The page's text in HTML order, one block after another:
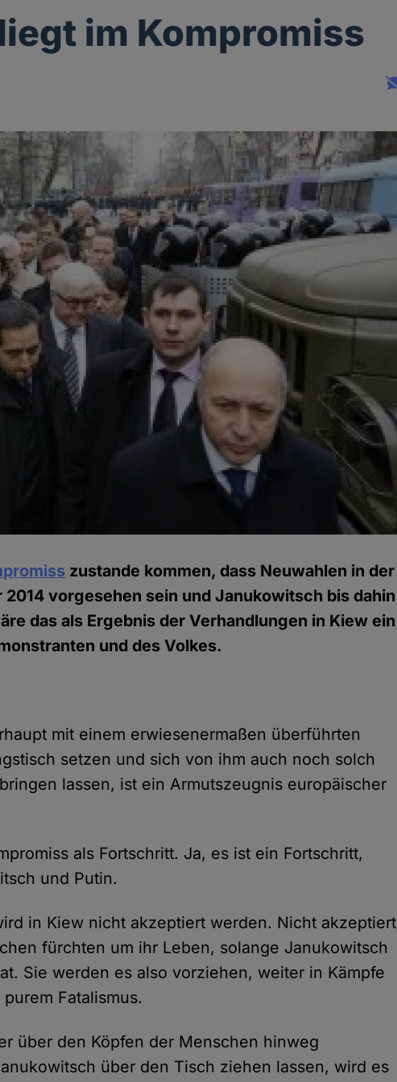
im Kompromiss
zustande kommen, dass Neuwahlen in der
vorgesehen sein und Janukowitsch bis dahin
das als Ergebnis der Verhandlungen in Kiew ein
und des Volkes.
mit einem erwiesenermaßen überführten
setzen und sich von ihm auch noch solch
lassen, ist ein Armutszeugnis europäischer
als Fortschritt. Ja, es ist ein Fortschritt,
und Putin.
in Kiew nicht akzeptiert werden. Nicht akzeptiert
fürchten um ihr Leben, solange Janukowitsch
Sie werden es also vorziehen, weiter in Kämpfe
Fatalismus.
über den Köpfen der Menschen hinweg
über den Tisch ziehen lassen, wird es